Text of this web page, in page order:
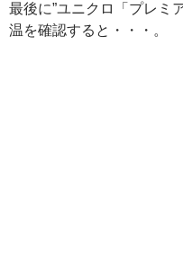
最後に”ユニクロ「プレミ
温を確認すると・・・。